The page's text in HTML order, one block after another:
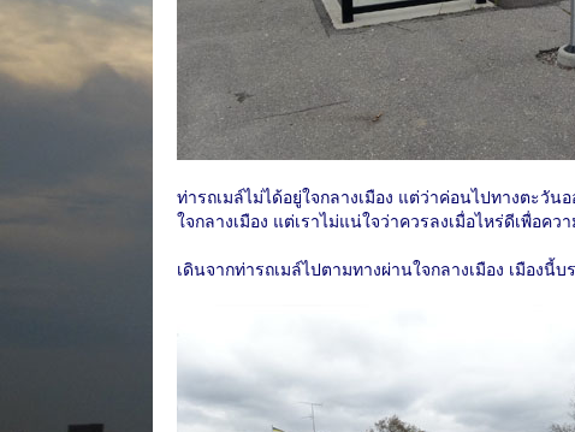
ท่ารถเมล์ไม่ได้อยู่ใจกลางเมือง แต่ว่าค่อนไปทางตะวัน
ใจกลางเมือง แต่เราไม่แน่ใจว่าควรลงเมื่อไหร่ดีเพื่อค
เดินจากท่ารถเมล์ไปตามทางผ่านใจกลางเมือง เมืองนี้